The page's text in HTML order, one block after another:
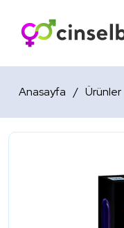
Anasayfa Ürünler